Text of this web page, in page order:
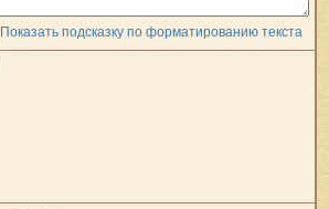
Показать подсказку по форматированию текста